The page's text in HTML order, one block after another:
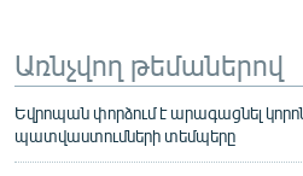
Առնչվող թեմաներով
Եվրոպան փորձում է արագացնել
պատվաստումների տեմպերը